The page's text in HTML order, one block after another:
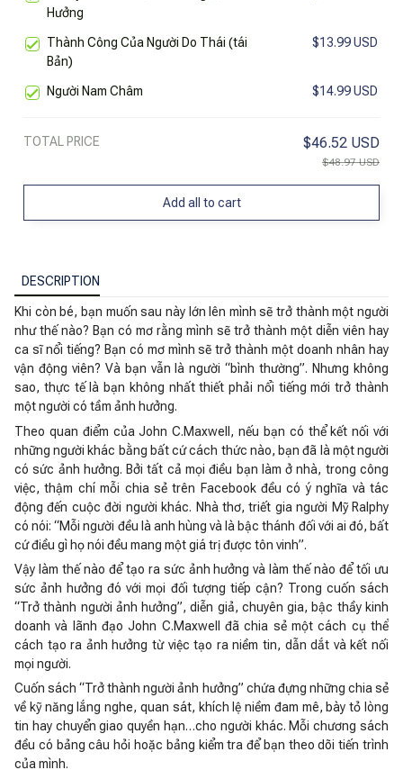
Hưởng
Thành Công Của Người Do Thái (tái
Bản)
$13.99 USD
Người Nam Châm $14.99 USD
TOTAL PRICE $46.52 USD
$48.97 USD
Add all to cart
DESCRIPTION
Khi còn bé, bạn muốn sau này lớn lên mình sẽ trở thành một người
như thế nào? Bạn có mơ rằng mình sẽ trở thành một diễn viên hay
ca sĩ nổi tiếng? Bạn có mơ mình sẽ trở thành một doanh nhân hay
vận động viên? Và bạn vẫn là người “bình thường”. Nhưng không
sao, thực tế là bạn không nhất thiết phải nổi tiếng mới trở thành
một người có tầm ảnh hưởng.
Theo quan điểm của John C.Maxwell, nếu bạn có thể kết nối với
những người khác bằng bất cứ cách thức nào, bạn đã là một người
có sức ảnh hưởng. Bởi tất cả mọi điều bạn làm ở nhà, trong công
việc, thậm chí mỗi chia sẻ trên Facebook đều có ý nghĩa và tác
động đến cuộc đời người khác. Nhà thơ, triết gia người Mỹ Ralphy
có nói: “Mỗi người đều là anh hùng và là bậc thánh đối với ai đó, bất
cứ điều gì họ nói đều mang một giá trị được tôn vinh”.
Vậy làm thế nào để tạo ra sức ảnh hưởng và làm thế nào để tối ưu
sức ảnh hưởng đó với mọi đối tượng tiếp cận? Trong cuốn sách
“Trở thành người ảnh hưởng”, diễn giả, chuyên gia, bậc thầy kinh
doanh và lãnh đạo John C.Maxwell đã chia sẻ một cách cụ thể
cách tạo ra ảnh hưởng từ việc tạo ra niềm tin, dẫn dắt và kết nối
mọi người.
Cuốn sách “Trở thành người ảnh hưởng” chứa đựng những chia sẻ
về kỹ năng lắng nghe, quan sát, khích lệ niềm đam mê, bày tỏ lòng
tin hay chuyển giao quyền hạn…cho người khác. Mỗi chương sách
đều có bảng câu hỏi hoặc bảng kiểm tra để bạn theo dõi tiến trình
của mình.